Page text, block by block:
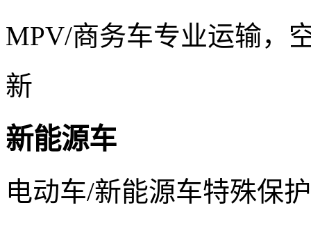
MPV/商务车专业运输，
新
新能源车
电动车/新能源车特殊保